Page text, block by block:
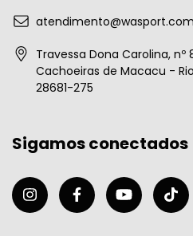
Travessa Dona Carolina,
Cachoeiras de Macacu -
28681-275
Sigamos conectados